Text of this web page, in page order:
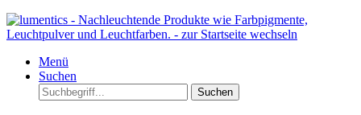
Menü
Suchen
Suchen